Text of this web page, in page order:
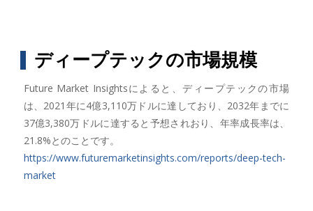
ディープテックの市場規模
Future Market Insightsによると、ディープテックの市場
は、2021年に4億3,110万ドルに達しており、2032年までに
37億3,380万ドルに達すると予想されおり、年率成長率は、
21.8%とのことです。
https://www.futuremarketinsights.com/reports/deep-tech-
market